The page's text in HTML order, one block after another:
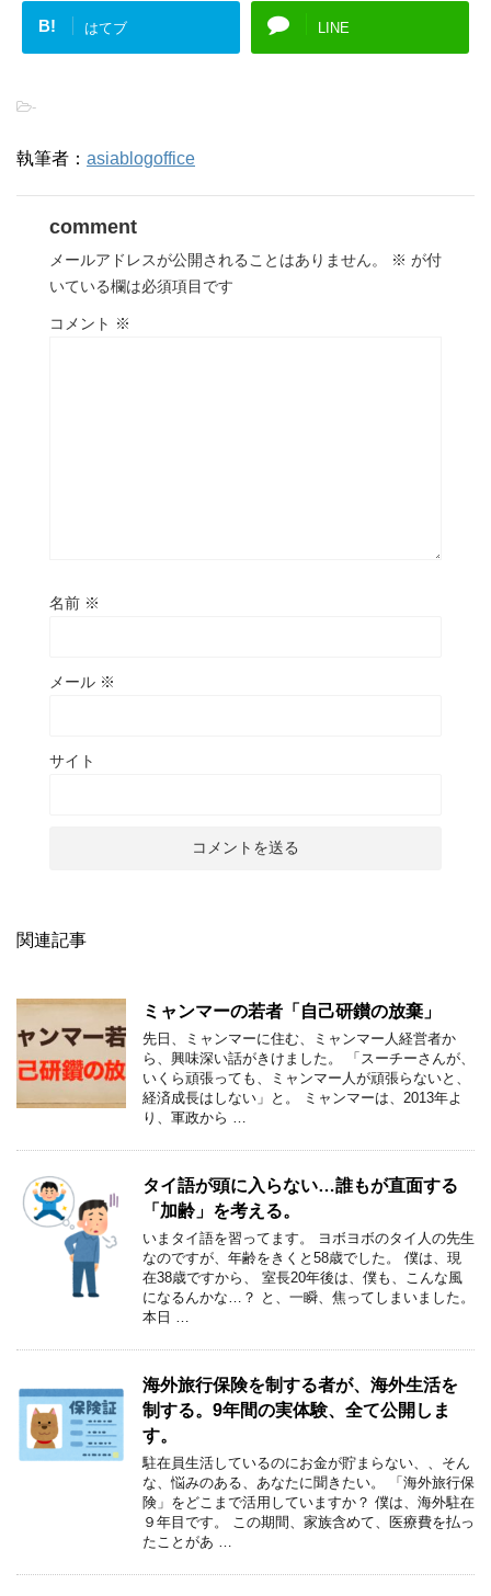
B! はてブ LINE
-
執筆者： asiablogoffice
comment
メールアドレスが公開されることはありません。 ※ が付
いている欄は必須項目です
コメント ※
名前 ※
メール ※
サイト
関連記事
ミャンマーの若者「自己研鑚の放棄」
先日、ミャンマーに住む、ミャンマー人経営者か
ら、興味深い話がきけました。 「スーチーさんが、
いくら頑張っても、ミャンマー人が頑張らないと、
経済成長はしない」と。 ミャンマーは、2013年よ
り、軍政から …
タイ語が頭に入らない…誰もが直面する
「加齢」を考える。
いまタイ語を習ってます。 ヨボヨボのタイ人の先生
なのですが、年齢をきくと58歳でした。 僕は、現
在38歳ですから、 室長20年後は、僕も、こんな風
になるんかな…？ と、一瞬、焦ってしまいました。
本日 …
海外旅行保険を制する者が、海外生活を
制する。9年間の実体験、全て公開しま
す。
駐在員生活しているのにお金が貯まらない、、そん
な、悩みのある、あなたに聞きたい。 「海外旅行保
険」をどこまで活用していますか？ 僕は、海外駐在
９年目です。 この期間、家族含めて、医療費を払っ
たことがあ …